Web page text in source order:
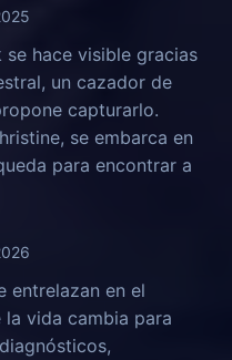
se hace visible gracias
un cazador de
capturarlo.
se embarca en
para encontrar a
entrelazan en el
la vida cambia para